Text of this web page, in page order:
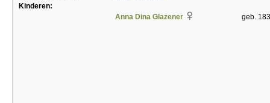
Kinderen:
Anna Dina Glazener
geb.